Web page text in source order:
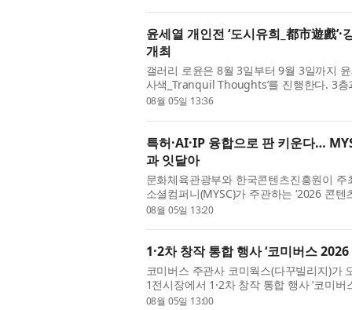
윤세열 개인전 ‘도시유희_都市遊戲
개최
갤러리 로윤은 8월 3일부터 9월 3일까지
사색_Tranquil Thoughts’를 진행한다. 3
적인 작업 세계를 유...
08월 05일 13:36
특허·AI·IP 융합으로 판 키운다…
과 잇달아
문화체육관광부와 한국콘텐츠진흥원이
소셜컴퍼니(MYSC)가 주관하는 ‘2026 콘
GROW+’ 참여 기업들이 올 6~...
08월 05일 13:20
1·2차 창작 통합 행사 ‘코미버스
코미버스 주관사 코미웍스(다꾸빌리지)가
1전시장에서 1·2차 창작 통합 행사 ‘코미
차 창작을 한자리에서...
08월 05일 13:00